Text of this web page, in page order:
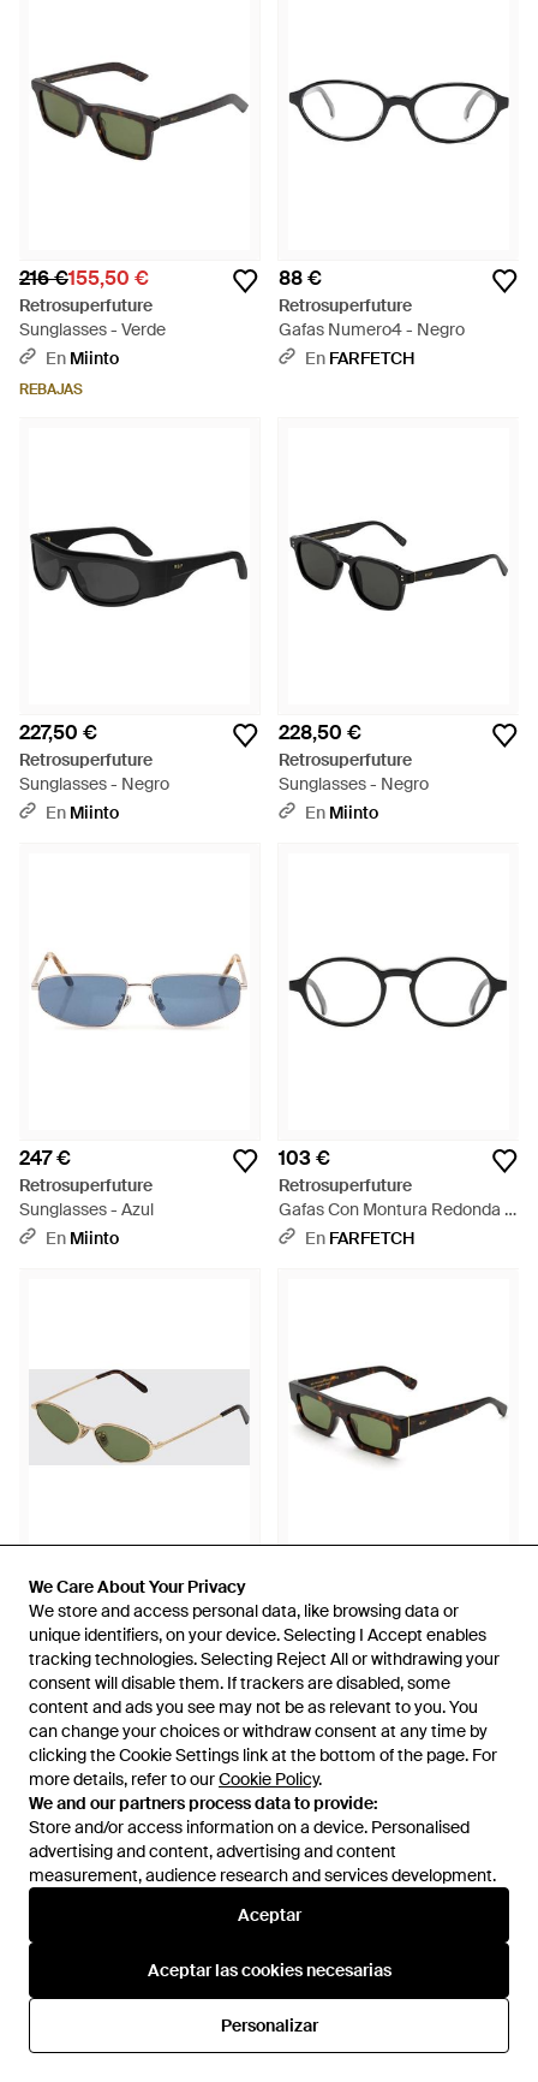
We Care About Your Privacy
We store and access personal data, like browsing data or
unique identifiers, on your device. Selecting I Accept enables
tracking technologies. Selecting Reject All or withdrawing your
consent will disable them. If trackers are disabled, some
content and ads you see may not be as relevant to you. You
can change your choices or withdraw consent at any time by
clicking the Cookie Settings link at the bottom of the page. For
more details, refer to ourCookie Policy.
We and our partners process data to provide:
Store and/or access information on a device. Personalised
advertising and content, advertising and content
measurement, audience research and services development.
Aceptar
Aceptar las cookies necesarias
Personalizar
We Care About Your Privacy
We store and access personal data, like browsing data or
unique identifiers, on your device. Selecting I Accept enables
tracking technologies. Selecting Reject All or withdrawing your
consent will disable them. If trackers are disabled, some
content and ads you see may not be as relevant to you. You
can change your choices or withdraw consent at any time by
clicking the Cookie Settings link at the bottom of the page. For
more details, refer to ourCookie Policy.
We and our partners process data to provide:
Store and/or access information on a device. Personalised
advertising and content, advertising and content
measurement, audience research and services development.
Aceptar
Aceptar las cookies necesarias
Personalizar
216 €155,50 €
Retrosuperfuture
Sunglasses - Verde
En Miinto
REBAJAS
88 €
Retrosuperfuture
Gafas Numero4 - Negro
En FARFETCH
227,50 €
Retrosuperfuture
Sunglasses - Negro
En Miinto
228,50 €
Retrosuperfuture
Sunglasses - Negro
En Miinto
247 €
Retrosuperfuture
Sunglasses - Azul
En Miinto
103 €
Retrosuperfuture
Gafas Con Montura Redonda -
Negro
En FARFETCH
249 €186,75 €
Retrosuperfuture
Gafas De Sol De Metal -
Metálico
EnGIGLIO.COM
REBAJAS
Retrosuperfuture
Sunglasses - Verde
En Miinto
REBAJAS
247 €